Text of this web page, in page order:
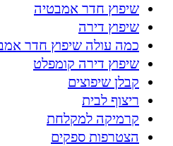
שיפוץ חדר אמבטיה
שיפוץ דירה
כמה עולה שיפוץ חדר
שיפוץ דירה קומפלט
קבלן שיפוצים
ריצוף לבית
קרמיקה למקלחת
הצטרפות ספקים